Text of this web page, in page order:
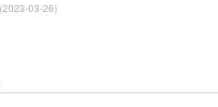
(2023-03-26)